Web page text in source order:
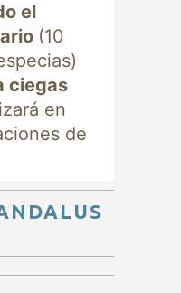
el
(10
ciegas
en
de